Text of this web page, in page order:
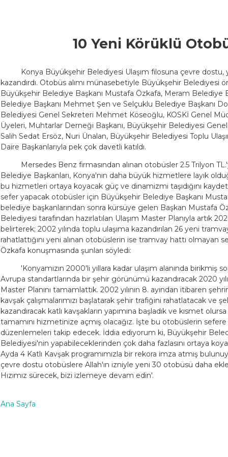
10 Yeni Körüklü
Konya Büyükşehir Belediyesi Ulaşım filosuna çevre
kazandırdı. Otobüs alımı münasebetiyle Büyükşehir Belediyesi
Büyükşehir Belediye Başkanı Mustafa Özkafa, Meram Belediye
Belediye Başkanı Mehmet Şen ve Selçuklu Belediye Başkanı
Belediyesi Genel Sekreteri Mehmet Köseoğlu, KOSKİ Genel
Üyeleri, Muhtarlar Derneği Başkanı, Büyükşehir Belediyesi
Salih Sedat Ersöz, Nuri Ünalan, Büyükşehir Belediyesi Toplu
Daire Başkanlarıyla pek çok davetli katıldı.
Mersedes Benz firmasından alınan otobüsler 2.5 Trilyon
Belediye Başkanları, Konya'nın daha büyük hizmetlere layık
bu hizmetleri ortaya koyacak güç ve dinamizmi taşıdığını
sefer yapacak otobüsler için Büyükşehir Belediye Başkanı
belediye başkanlarından sonra kürsüye gelen Başkan Mustafa
Belediyesi tarafından hazırlatılan Ulaşım Master Planıyla artık
belirterek; 2002 yılında toplu ulaşıma kazandırılan 26 yeni
rahatlattığını yeni alınan otobüslerin ise tramvay hattı
Özkafa konuşmasında şunları söyledi:
'Konyamızın 2000'li yıllara kadar ulaşım alanında birikmiş
Avrupa standartlarında bir şehir görünümü kazandıracak 2020
Master Planını tamamlattık. 2002 yılının 8. ayından itibaren
kavşak çalışmalarımızı başlatarak şehir trafiğini rahatlatacak ve
kazandıracak katlı kavşakların yapımına başladık ve kısmet
tamamını hizmetinize açmış olacağız. İşte bu otobüslerin
düzenlemeleri takip edecek. İddia ediyorum ki, Büyükşehir
Belediyesi'nin yapabileceklerinden çok daha fazlasını ortaya
Ayda 4 Katlı Kavşak programımızla bir rekora imza atmış
çevre dostu otobüslere Allah'ın izniyle yeni 30 otobüsü daha
Hızımız sürecek, bizi izlemeye devam edin'.
Ana Sayfa